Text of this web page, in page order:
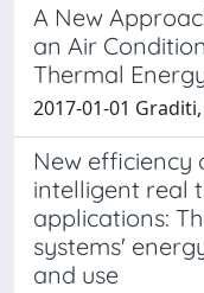
A New
an Air
Thermal
2017-01-01
New efficiency
intelligent real
applications:
systems'
and use